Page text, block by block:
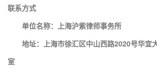
联系方式
单位名称：上海沪紫律师事务所
地址：上海市徐汇区中山西路2020号华宜
室